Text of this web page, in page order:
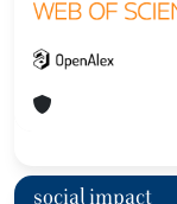
social impact